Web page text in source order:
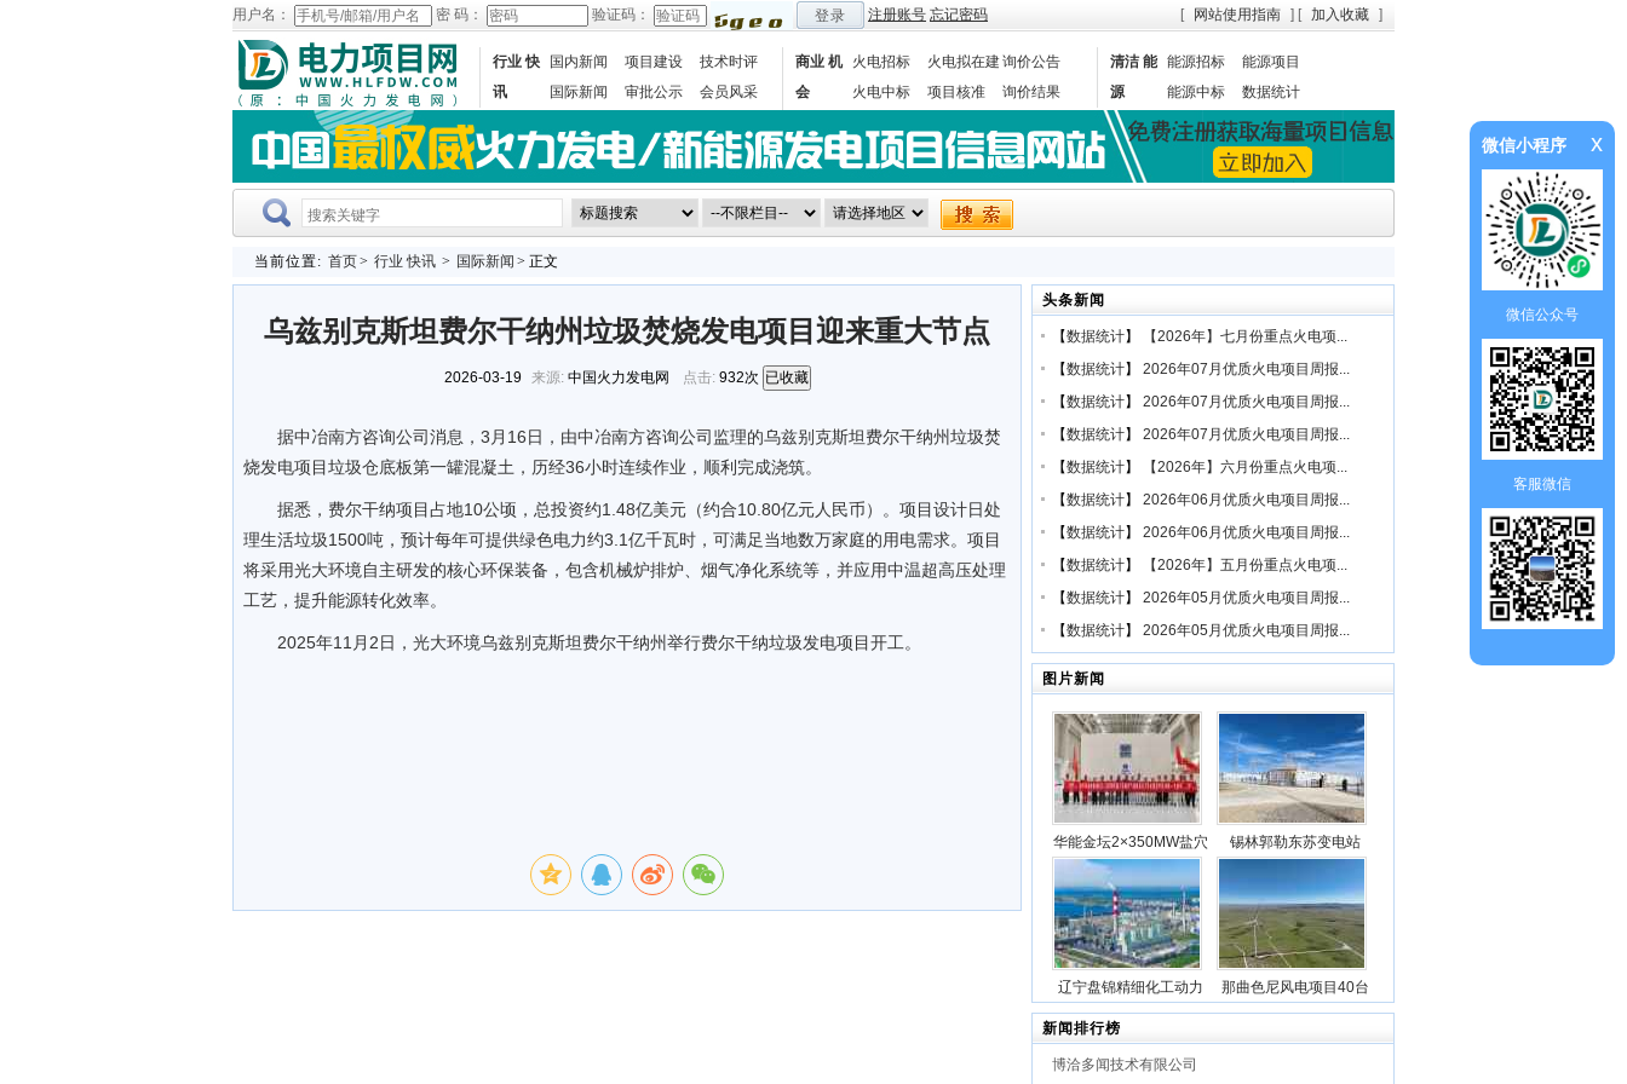
用户名： 密 码： 验证码： 登录 注册账号 忘记密码 [ 网站使用指南 ] [ 加入收藏 ]
行业 快
讯
国内新闻 项目建设
技术时评
国际新闻
审批公示 会员风采
商业 机
会
火电招标 火电拟在建询价公告
火电中标
项目核准
询价结果
清洁 能
源
能源招标
能源项目
能源中标
数据统计
当前位置: 首页> 行业 快讯 > 国际新闻 > 正文
乌兹别克斯坦费尔干纳州垃圾焚烧发电项目迎来重大节点
2026-03-19 来源: 中国火力发电网 点击: 932次 已收藏
据中冶南方咨询公司消息，3月16日，由中冶南方咨询公司监理的乌兹别克斯坦费尔干纳州垃圾焚
烧发电项目垃圾仓底板第一罐混凝土，历经36小时连续作业，顺利完成浇筑。
据悉，费尔干纳项目占地10公顷，总投资约1.48亿美元（约合10.80亿元人民币）。项目设计日处
理生活垃圾1500吨，预计每年可提供绿色电力约3.1亿千瓦时，可满足当地数万家庭的用电需求。项目
将采用光大环境自主研发的核心环保装备，包含机械炉排炉、烟气净化系统等，并应用中温超高压处理
工艺，提升能源转化效率。
2025年11月2日，光大环境乌兹别克斯坦费尔干纳州举行费尔干纳垃圾发电项目开工。
头条新闻
【数据统计】
【2026年】七月份重点火电项...
【数据统计】 2026年07月优质火电项目周报...
【数据统计】 2026年07月优质火电项目周报...
【数据统计】 2026年07月优质火电项目周报...
【数据统计】
【2026年】六月份重点火电项...
【数据统计】 2026年06月优质火电项目周报...
【数据统计】 2026年06月优质火电项目周报...
【数据统计】
【2026年】五月份重点火电项...
【数据统计】 2026年05月优质火电项目周报...
【数据统计】 2026年05月优质火电项目周报...
图片新闻
华能金坛2×350MW盐穴
压缩空气储能发电项目2
号机组透平机冲转一次
成功
锡林郭勒东苏变电站
动100万千瓦/400万千瓦
时电源侧储能电站成功
并网
辽宁盘锦精细化工动力
站项目5台锅炉全部点火
成功
那曲色尼风电项目40台
新闻排行榜
博洽多闻技术有限公司
微信小程序 x
微信公众号
客服微信